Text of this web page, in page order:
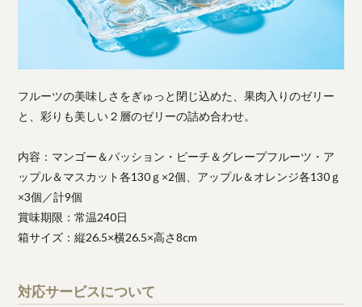
フルーツの美味しさをぎゅっと閉じ込めた、果肉入りのゼリー
と、彩りも美しい２層のゼリーの詰め合わせ。
内容：マンゴー＆パッション・ピーチ＆グレープフルーツ・ア
ップル＆マスカット各130ｇ×2個、アップル＆オレンジ各130ｇ
×3個／計9個
賞味期限：常温240日
箱サイズ：縦26.5×横26.5×高さ8cm
対応サービスについて